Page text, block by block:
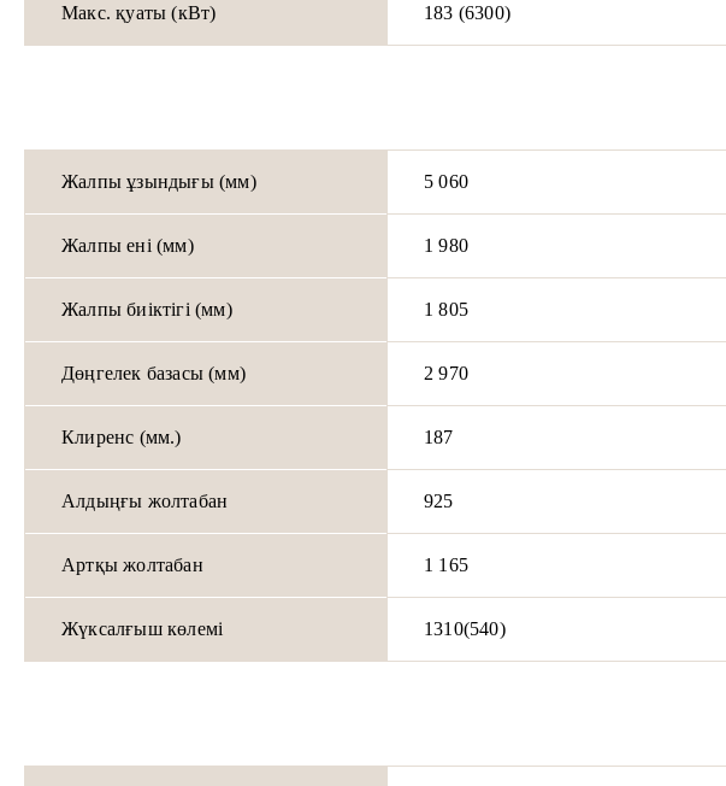
Макс. қуаты (кВт) 183 (6300)
Жалпы ұзындығы (мм) 5 060
Жалпы ені (мм) 1 980
Жалпы биіктігі (мм) 1 805
Дөңгелек базасы (мм) 2 970
Клиренс (мм.) 187
Алдыңғы жолтабан 925
Артқы жолтабан 1 165
Жүксалғыш көлемі 1310(540)